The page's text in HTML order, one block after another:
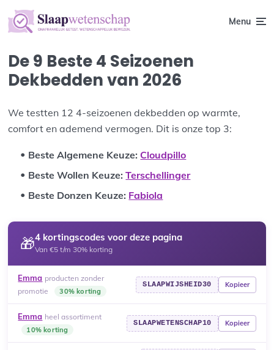
Menu
De 9 Beste 4 Seizoenen
Dekbedden van 2026
We testten 12 4-seizoenen dekbedden op warmte,
comfort en ademend vermogen. Dit is onze top 3:
Beste Algemene Keuze: Cloudpillo
Beste Wollen Keuze:Terschellinger
Beste Donzen Keuze: Fabiola
🎁4 kortingscodes voor deze pagina
Van €5 t/m 30% korting
Emma producten zonder
promotie
30% korting
SLAAPWIJSHEID30 Kopieer
Emma heel assortiment
10% korting
SLAAPWETENSCHAP10 Kopieer